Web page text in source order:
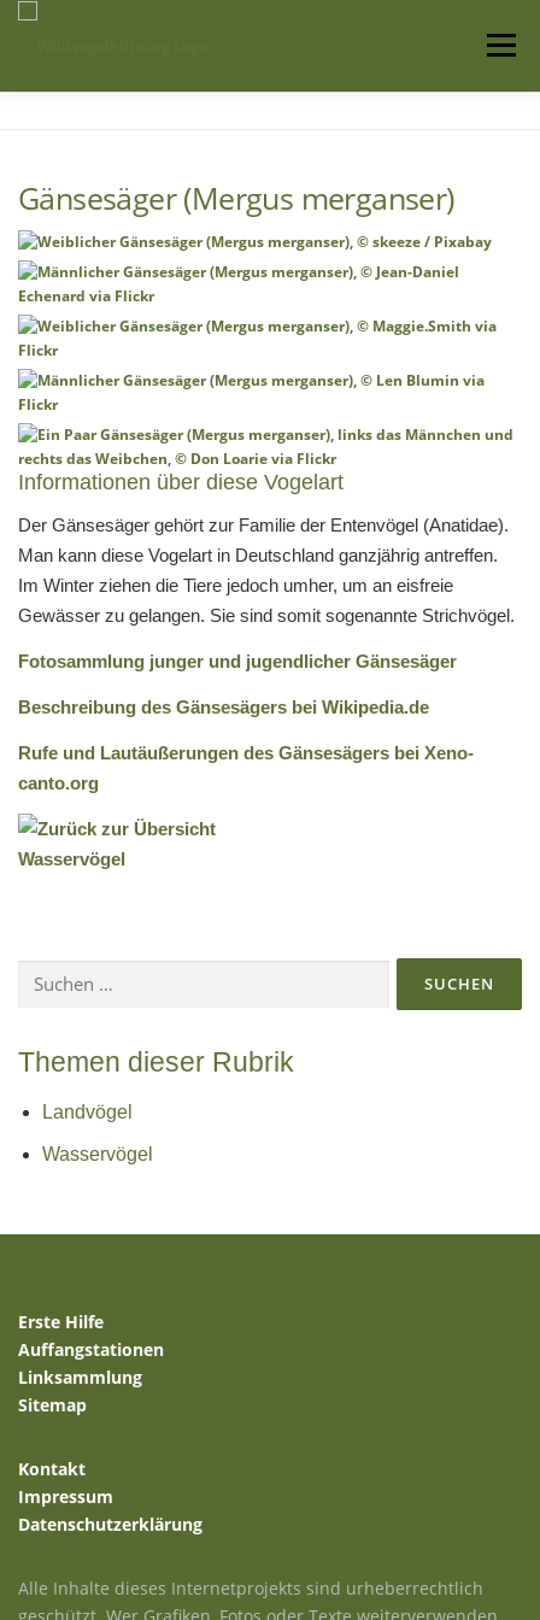
Menü
Gänsesäger (Mergus merganser)
Informationen über diese Vogelart
Der Gänsesäger gehört zur Familie der Entenvögel (Anatidae).
Man kann diese Vogelart in Deutschland ganzjährig antreffen.
Im Winter ziehen die Tiere jedoch umher, um an eisfreie
Gewässer zu gelangen. Sie sind somit sogenannte Strichvögel.
Fotosammlung junger und jugendlicher Gänsesäger
Beschreibung des Gänsesägers bei Wikipedia.de
Rufe und Lautäußerungen des Gänsesägers bei Xeno-
canto.org
nach:
Themen dieser Rubrik
Landvögel
Wasservögel
Erste Hilfe
Auffangstationen
Linksammlung
Sitemap
Kontakt
Impressum
Datenschutzerklärung
Alle Inhalte dieses Internetprojekts sind urheberrechtlich